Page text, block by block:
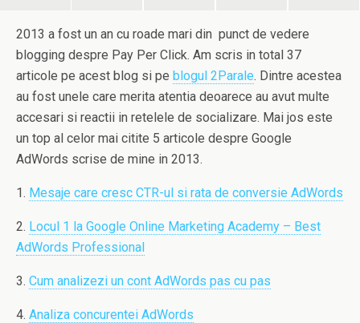
2013 a fost un an cu roade mari din punct de vedere
blogging despre Pay Per Click. Am scris in total 37
articole pe acest blog si pe blogul 2Parale. Dintre acestea
au fost unele care merita atentia deoarece au avut multe
accesari si reactii in retelele de socializare. Mai jos este
un top al celor mai citite 5 articole despre Google
AdWords scrise de mine in 2013.
1. Mesaje care cresc CTR-ul si rata de conversie AdWords
2. Locul 1 la Google Online Marketing Academy – Best
AdWords Professional
3. Cum analizezi un cont AdWords pas cu pas
4. Analiza concurentei AdWords